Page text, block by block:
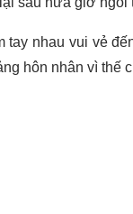
tay nhau vui vẻ
hôn nhân vì thế